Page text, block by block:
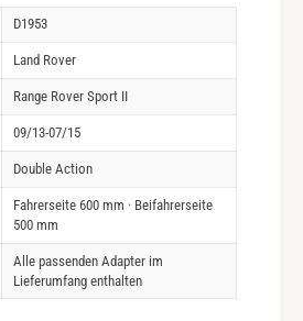
D1953
Land Rover
Range Rover Sport II
09/13-07/15
Double Action
Fahrerseite 600 mm · Beifahrerseite
500 mm
Alle passenden Adapter im
Lieferumfang enthalten